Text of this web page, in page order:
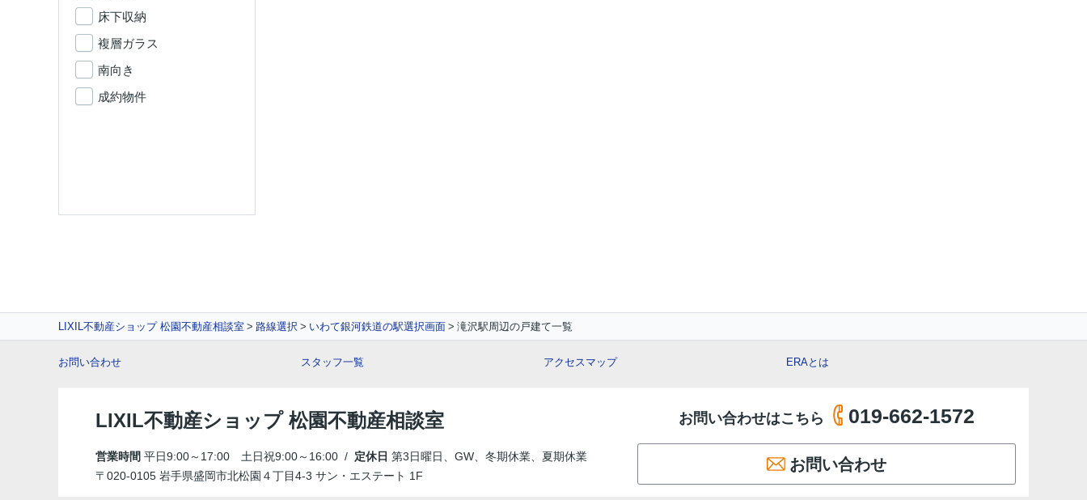
床下収納
複層ガラス
南向き
成約物件
LIXIL不動産ショップ 松園不動産相談室 路線選択 いわて銀河鉄道の駅選択画面 滝沢駅周辺の戸建て一覧
お問い合わせ スタッフ一覧 アクセスマップ ERAとは
LIXIL不動産ショップ 松園不動産相談室
営業時間 平日9:00～17:00 土日祝9:00～16:00 / 定休日 第3日曜日、GW、冬期休業、夏期休業
〒020-0105 岩手県盛岡市北松園４丁目4-3 サン・エステート 1F
お問い合わせはこちら 019-662-1572
お問い合わせ